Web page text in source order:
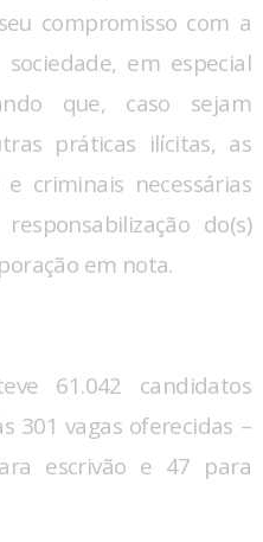
compromisso com a
em especial
que, caso sejam
práticas ilícitas, as
criminais necessárias
do(s)
em nota.
61.042 candidatos
301 vagas oferecidas –
escrivão e 47 para